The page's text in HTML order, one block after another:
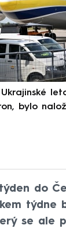
bylo
do
týdne
se ale